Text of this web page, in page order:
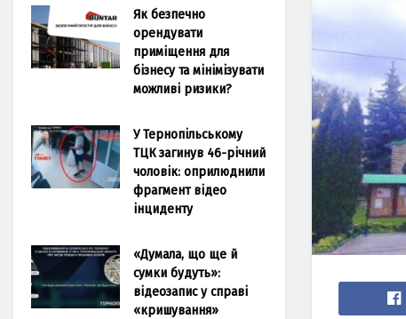
Як безпечно
орендувати
приміщення для
бізнесу та мінімізувати
можливі ризики?
У Тернопільському
ТЦК загинув 46-річний
чоловік: оприлюднили
фрагмент відео
інциденту
«Думала, що ще й
сумки будуть»:
відеозапис у справі
«кришування»